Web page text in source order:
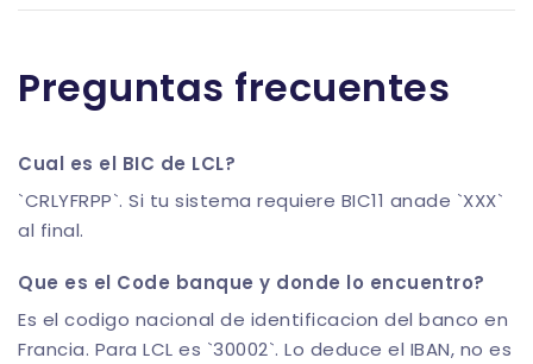
Preguntas frecuentes
Cual es el BIC de LCL?
`CRLYFRPP`. Si tu sistema requiere BIC11 anade `XXX`
al final.
Que es el Code banque y donde lo encuentro?
Es el codigo nacional de identificacion del banco en
Francia. Para LCL es `30002`. Lo deduce el IBAN, no es